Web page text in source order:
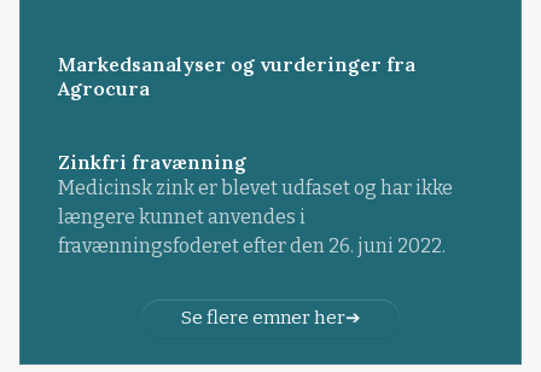
Markedsanalyser og vurderinger fra
Agrocura
Zinkfri fravænning
Medicinsk zink er blevet udfaset og har ikke
længere kunnet anvendes i
fravænningsfoderet efter den 26. juni 2022.
Se flere emner her